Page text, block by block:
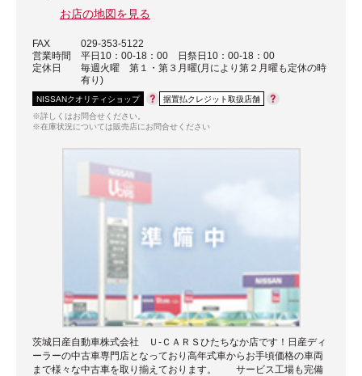
お店の地図を見る
FAX
029-353-5122
営業時間
平日10：00-18：00 日祭日10：00-18：00
定休日
毎週火曜 第１・第３月曜(月により第２月曜も定休の時
有り)
NISSANクオリティショップ
据置払クレジット取扱店舗
※詳しくはお問合せください。
※在庫状況については販売店にお問合せください
茨城日産自動車株式会社 Ｕ-ＣＡＲＳひたちなか店です！日産ディ
ーラーの中古車専門店となっており高年式車からお手頃価格の車両
まで様々な中古車を取り揃えております。 サービス工場も完備